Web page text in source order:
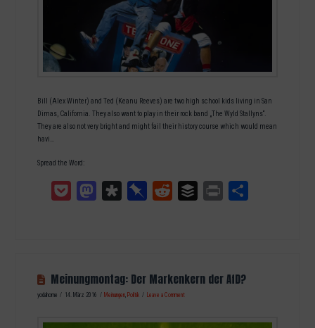
Bill (Alex Winter) and Ted (Keanu Reeves) are two high school kids living in San
Dimas, California. They also want to play in their rock band „The Wyld Stallyns“.
They are also not very bright and might fail their history course which would mean
havi…
Spread the Word:
Pocket MastodonDiasporaPinboardReddit Buffer Print
Meinungmontag: Der Markenkern der AfD?
yodahome 14. März 2016 Meinungen, Politik Leave a Comment